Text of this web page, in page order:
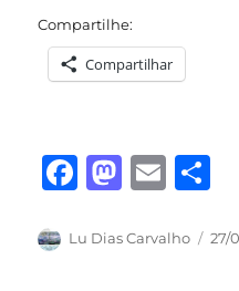
Compartilhe:
Compartilhar
F
c
M
st
E
ai a
Autor
Lu Dias Carvalho 27/